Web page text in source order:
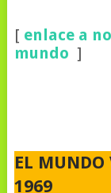
[ enlace a
mundo ]
EL MUNDO
1969